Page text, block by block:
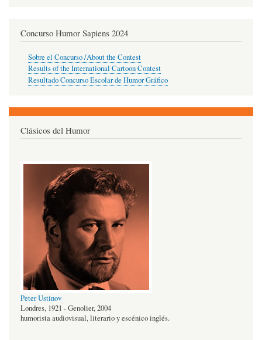
Concurso Humor Sapiens 2024
Sobre el Concurso /About the Contest
Results of the International Cartoon Contest
Resultado Concurso Escolar de Humor Gráfico
Clásicos del Humor
Peter Ustinov
Londres, 1921 - Genolier, 2004
humorista audiovisual, literario y escénico inglés.